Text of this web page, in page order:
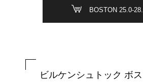
BOSTON 25.0-
ビルケンシュトック ボ